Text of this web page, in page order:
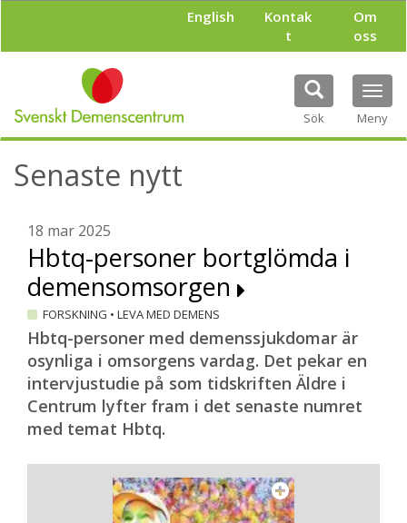
l
English
Kontak
t
Om
oss
Sök Meny
Senaste nytt
18 mar 2025
Hbtq-personer bortglömda i
demensomsorgen
FORSKNING • LEVA MED DEMENS
Hbtq-personer med demenssjukdomar är
osynliga i omsorgens vardag. Det pekar en
intervjustudie på som tidskriften Äldre i
Centrum lyfter fram i det senaste numret
med temat Hbtq.